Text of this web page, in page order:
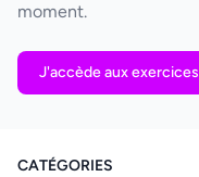
moment.
J'accède aux exercices
CATÉGORIES